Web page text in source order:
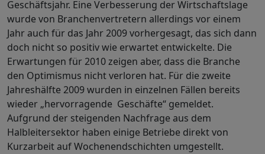
Geschäftsjahr. Eine Verbesserung der Wirtschaftslage
wurde von Branchenvertretern allerdings vor einem
Jahr auch für das Jahr 2009 vorhergesagt, das sich dann
doch nicht so positiv wie erwartet entwickelte. Die
Erwartungen für 2010 zeigen aber, dass die Branche
den Optimismus nicht verloren hat. Für die zweite
Jahreshälfte 2009 wurden in einzelnen Fällen bereits
wieder „hervorragende Geschäfte“ gemeldet.
Aufgrund der steigenden Nachfrage aus dem
Halbleitersektor haben einige Betriebe direkt von
Kurzarbeit auf Wochenendschichten umgestellt.